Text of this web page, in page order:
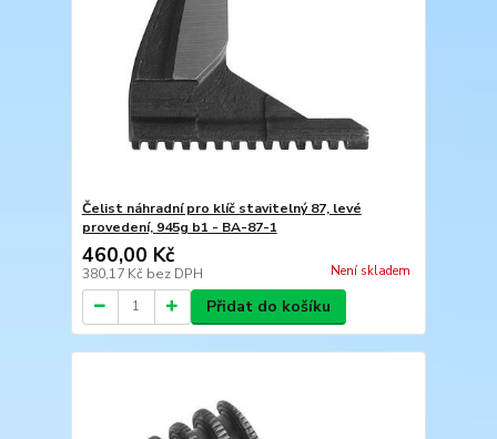
Čelist náhradní pro klíč stavitelný 87, levé
provedení, 945g b1 - BA-87-1
460,00 Kč
380,17 Kč bez DPH Není skladem
Přidat do košíku